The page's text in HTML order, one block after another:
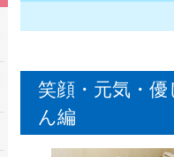
笑顔・元気・
ん編